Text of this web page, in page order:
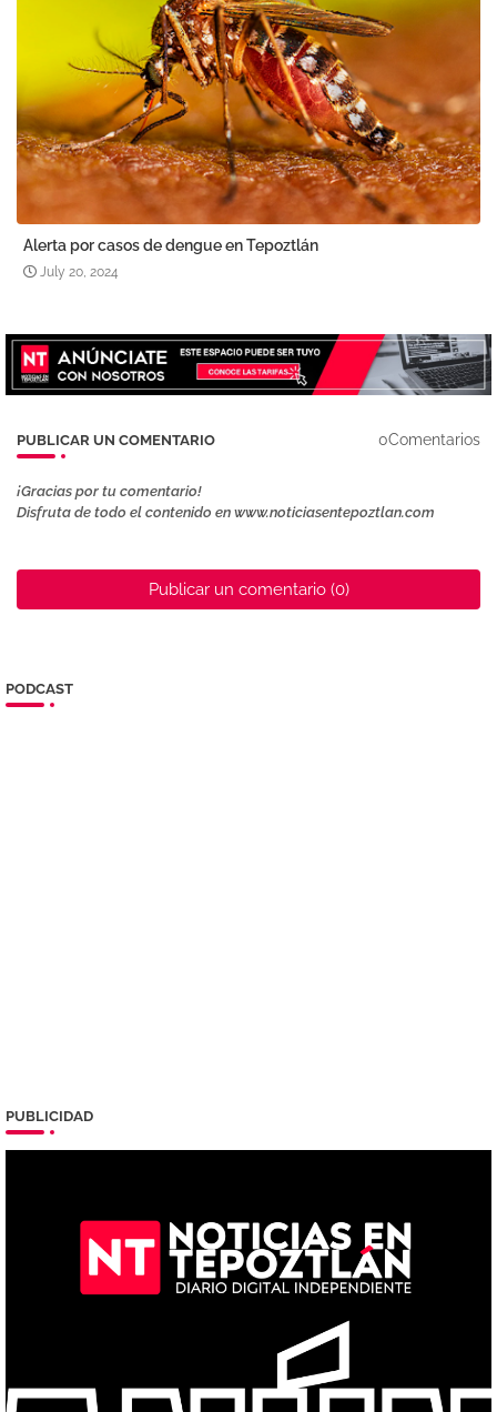
Alerta por casos de dengue en Tepoztlán
July 20, 2024
PUBLICAR UN COMENTARIO 0Comentarios
¡Gracias por tu comentario!
Disfruta de todo el contenido en www.noticiasentepoztlan.com
Publicar un comentario (0)
PODCAST
PUBLICIDAD